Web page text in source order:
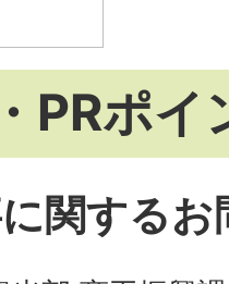
PRポイ
関する